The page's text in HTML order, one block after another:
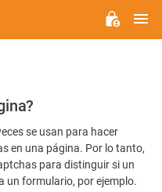
se usan para hacer
en una página. Por lo tanto,
para distinguir si un
un formulario, por ejemplo.